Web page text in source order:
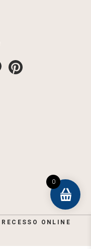
RECESSO ONLINE
0